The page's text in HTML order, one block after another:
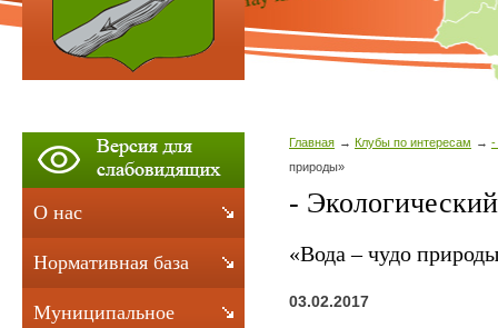
Главная Клубы по интересам
-
природы»
-
«Вода – чудо
03.02.2017
О нас
Нормативная база
Муниципальное